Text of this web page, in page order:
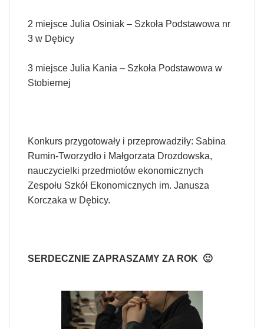
2 miejsce Julia Osiniak – Szkoła Podstawowa nr
3 w Dębicy
3 miejsce Julia Kania – Szkoła Podstawowa w
Stobiernej
Konkurs przygotowały i przeprowadziły: Sabina
Rumin-Tworzydło i Małgorzata Drozdowska,
nauczycielki przedmiotów ekonomicznych
Zespołu Szkół Ekonomicznych im. Janusza
Korczaka w Dębicy.
SERDECZNIE ZAPRASZAMY ZA ROK 🙂